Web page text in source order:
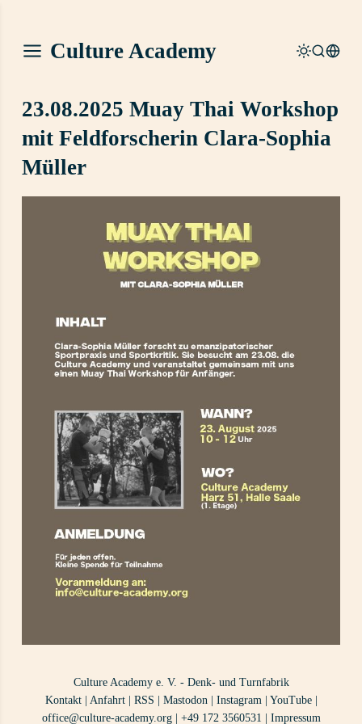
Culture Academy
23.08.2025 Muay Thai Workshop
mit Feldforscherin Clara-Sophia
Müller
Culture Academy e. V. - Denk- und Turnfabrik
Kontakt| Anfahrt| RSS Mastodon| Instagram| YouTube|
office@culture-academy.org
+49 172 3560531 Impressum